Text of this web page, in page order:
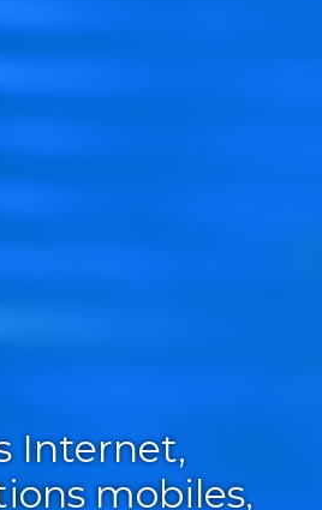
Internet,
mobiles,